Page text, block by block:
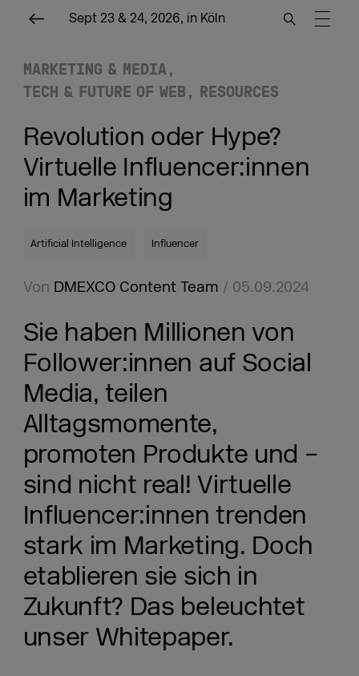
Sept 23 & 24, 2026, in Köln
MARKETING & MEDIA
TECH & FUTURE OF WEB
RESOURCES
Revolution oder Hype?
Virtuelle Influencer:innen
im Marketing
Artificial Intelligence Influencer
Von DMEXCO Content Team / 05.09.2024
Sie haben Millionen von
Follower:innen auf Social
Media, teilen
Alltagsmomente,
promoten Produkte und –
sind nicht real! Virtuelle
Influencer:innen trenden
stark im Marketing. Doch
etablieren sie sich in
Zukunft? Das beleuchtet
unser Whitepaper.